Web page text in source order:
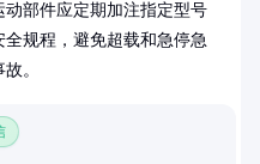
部件应定期加注指定型号
规程，避免超载和急停急
。